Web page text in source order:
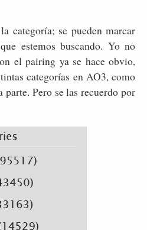
categoría; se pueden marcar
estemos buscando. Yo no
el pairing ya se hace obvio,
categorías en AO3, como
Pero se las recuerdo por